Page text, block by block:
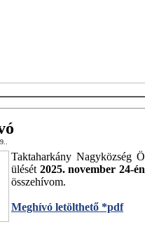
Taktaharkány Nagyközség
ülését 2025. november 24-én
összehívom.
Meghívó letölthető *pdf